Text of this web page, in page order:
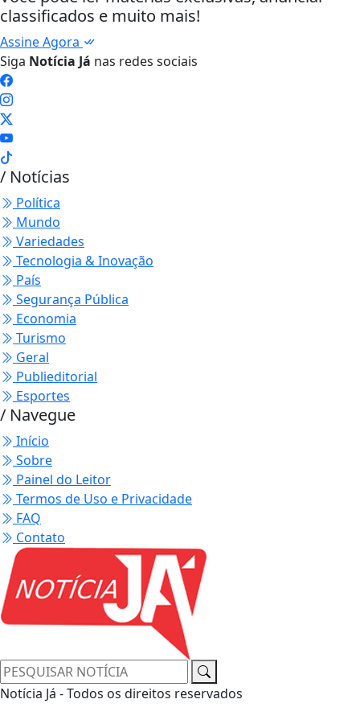
classificados e muito mais!
Assine Agora
Siga Notícia Já nas redes sociais
/ Notícias
Política
Mundo
Variedades
Tecnologia & Inovação
País
Segurança Pública
Economia
Turismo
Geral
Publieditorial
Esportes
/ Navegue
Início
Sobre
Painel do Leitor
Termos de Uso e Privacidade
FAQ
Contato
Notícia Já - Todos os direitos reservados